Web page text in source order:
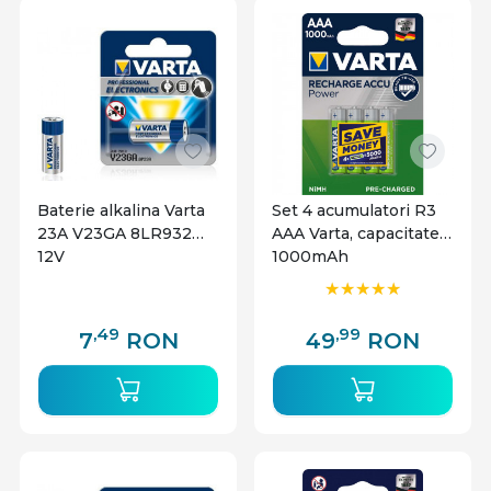
Cum functioneaza
Bateria acumulator stocheaza energia electrica
sub forma chimica si o elibereaza treptat catre
dispozitivul conectat. Odata descarcata, aceasta
poate fi reincarcata complet prin conectarea la un
incarcator compatibil. Tehnologiile moderne de
control previn supraincarcarea si optimizeaza
durata de viata a celulei.
Dispozitive electronice portabile:
telecomenzi,
aparate foto, walkie-talkie
Accesorii IT:tastaturi, mouse-uri wireless
Baterie alkalina Varta
23A V23GA 8LR932
12V
7,49 RON
Set 4 acumulatori R3
AAA Varta, capacitate
1000mAh
49,99 RON